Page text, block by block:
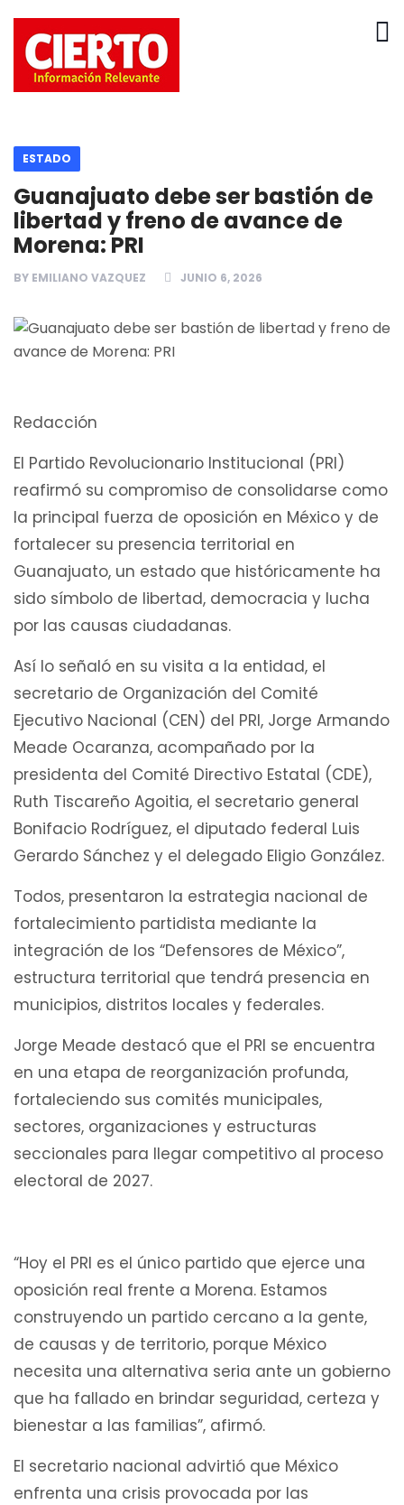
ESTADO
Guanajuato debe ser bastión de
libertad y freno de avance de
Morena: PRI
BY EMILIANO VAZQUEZ JUNIO 6, 2026
Redacción
El Partido Revolucionario Institucional (PRI)
reafirmó su compromiso de consolidarse como
la principal fuerza de oposición en México y de
fortalecer su presencia territorial en
Guanajuato, un estado que históricamente ha
sido símbolo de libertad, democracia y lucha
por las causas ciudadanas.
Así lo señaló en su visita a la entidad, el
secretario de Organización del Comité
Ejecutivo Nacional (CEN) del PRI, Jorge Armando
Meade Ocaranza, acompañado por la
presidenta del Comité Directivo Estatal (CDE),
Ruth Tiscareño Agoitia, el secretario general
Bonifacio Rodríguez, el diputado federal Luis
Gerardo Sánchez y el delegado Eligio González.
Todos, presentaron la estrategia nacional de
fortalecimiento partidista mediante la
integración de los “Defensores de México”,
estructura territorial que tendrá presencia en
municipios, distritos locales y federales.
Jorge Meade destacó que el PRI se encuentra
en una etapa de reorganización profunda,
fortaleciendo sus comités municipales,
sectores, organizaciones y estructuras
seccionales para llegar competitivo al proceso
electoral de 2027.
“Hoy el PRI es el único partido que ejerce una
oposición real frente a Morena. Estamos
construyendo un partido cercano a la gente,
de causas y de territorio, porque México
necesita una alternativa seria ante un gobierno
que ha fallado en brindar seguridad, certeza y
bienestar a las familias”, afirmó.
El secretario nacional advirtió que México
enfrenta una crisis provocada por las